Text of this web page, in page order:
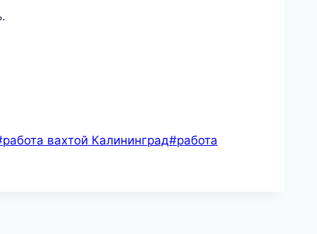
работа вахтой Калининград#работа